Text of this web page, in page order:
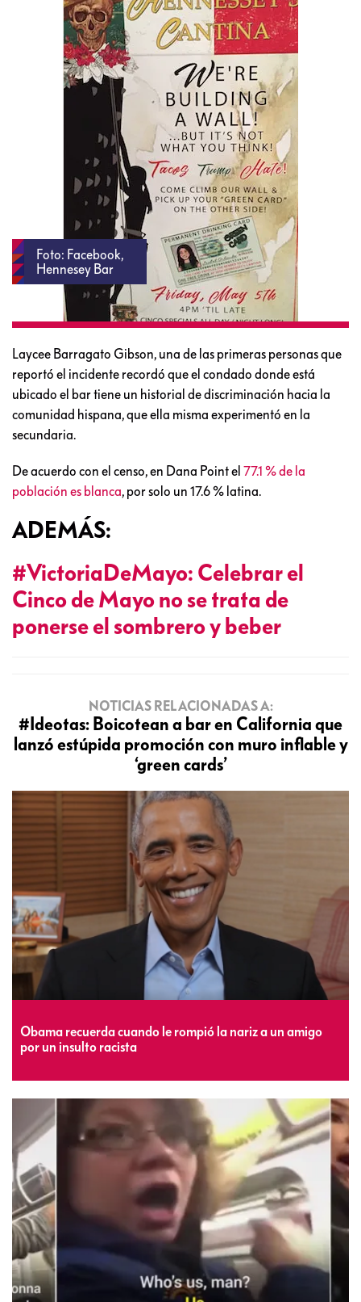
Foto: Facebook,
Hennesey Bar
Laycee Barragato Gibson, una de las primeras personas que
reportó el incidente recordó que el condado donde está
ubicado el bar tiene un historial de discriminación hacia la
comunidad hispana, que ella misma experimentó en la
secundaria.
De acuerdo con el censo, en Dana Point el 77.1 % de la
población es blanca , por solo un 17.6 % latina.
ADEMÁS:
#VictoriaDeMayo: Celebrar el
Cinco de Mayo no se trata de
ponerse el sombrero y beber
NOTICIAS RELACIONADAS A:
#Ideotas: Boicotean a bar en California que
lanzó estúpida promoción con muro inflable y
‘green cards’
Obama recuerda cuando le rompió la nariz a un amigo
por un insulto racista